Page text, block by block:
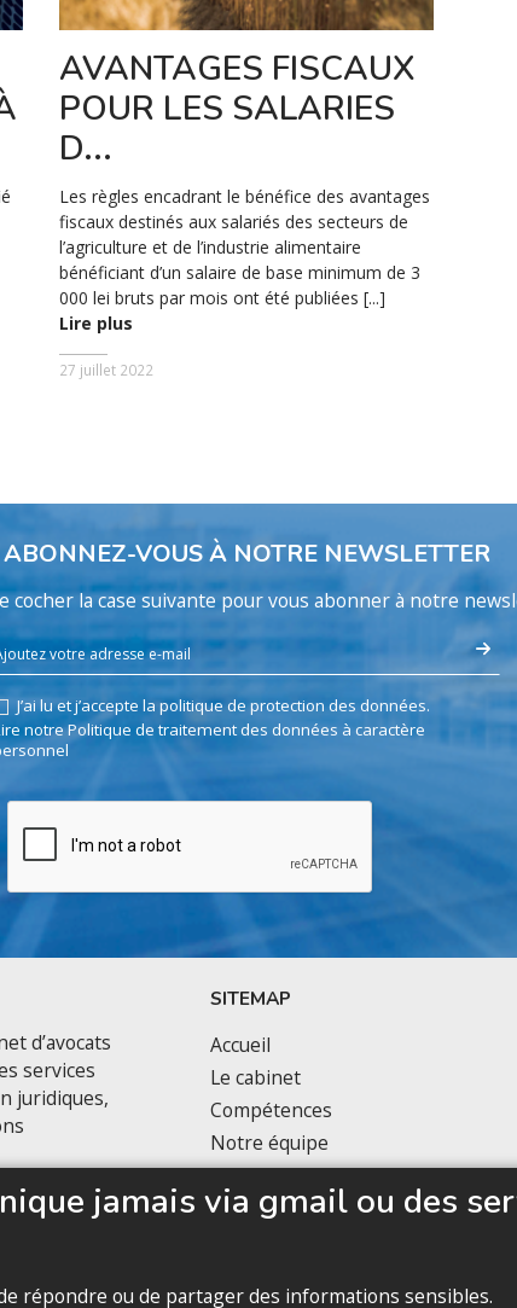
AVANTAGES FISCAUX
POUR LES SALARIES
D...
Les règles encadrant le bénéfice des avantages
fiscaux destinés aux salariés des secteurs de
l’agriculture et de l’industrie alimentaire
bénéficiant d’un salaire de base minimum de 3
000 lei bruts par mois ont été publiées [...]
Lire plus
27 juillet 2022
ABONNEZ-VOUS À NOTRE NEWSLETTER
cocher la case suivante pour vous abonner à notre
J’ai lu et j’accepte la politique de protection des données.
notre Politique de traitement des données à caractère
d’avocats
services
juridiques,
SITEMAP
Accueil
Le cabinet
Compétences
Notre équipe
Politique de confidentialité
jamais via gmail ou des
répondre ou de partager des informations sensibles.